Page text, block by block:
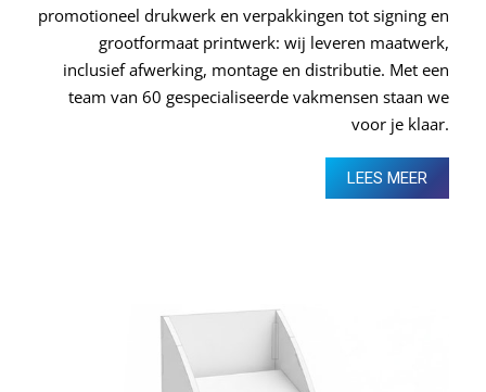
promotioneel drukwerk en verpakkingen tot signing en
grootformaat printwerk: wij leveren maatwerk,
inclusief afwerking, montage en distributie. Met een
team van 60 gespecialiseerde vakmensen staan we
voor je klaar.
LEES MEER